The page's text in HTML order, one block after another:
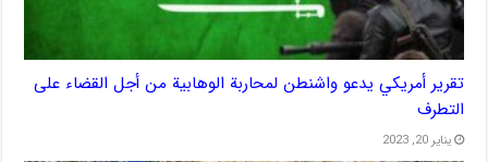
تقرير أمريكي يدعو واشنطن لمحاربة الوهابية من أجل القضاء على
التطرف
يناير 20, 2023